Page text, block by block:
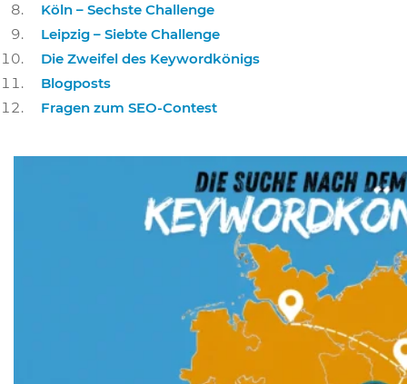
Köln – Sechste Challenge
Leipzig – Siebte Challenge
Die Zweifel des Keywordkönigs
Blogposts
Fragen zum SEO-Contest